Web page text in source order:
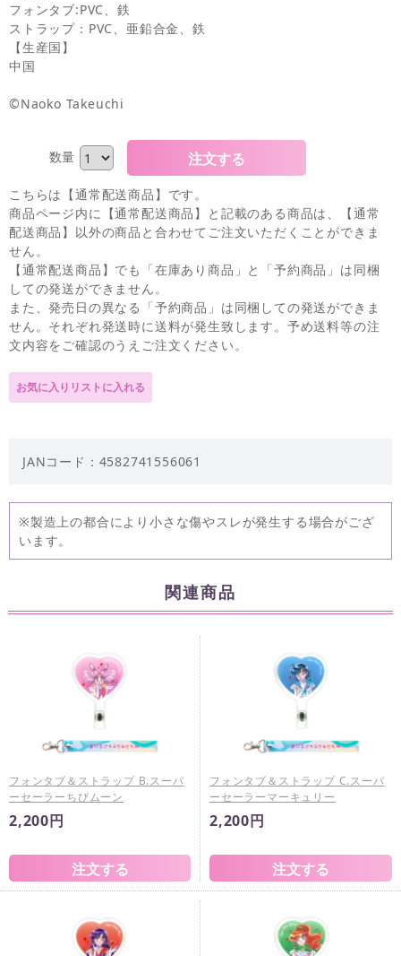
フォンタブ:PVC、鉄
ストラップ：PVC、亜鉛合金、鉄
【生産国】
中国
©Naoko Takeuchi
数量
こちらは【通常配送商品】です。
商品ページ内に【通常配送商品】と記載のある商品は、【通常
配送商品】以外の商品と合わせてご注文いただくことができま
せん。
【通常配送商品】でも「在庫あり商品」と「予約商品」は同梱
しての発送ができません。
また、発売日の異なる「予約商品」は同梱しての発送ができま
せん。それぞれ発送時に送料が発生致します。予め送料等の注
文内容をご確認のうえご注文ください。
JANコード：4582741556061
※製造上の都合により小さな傷やスレが発生する場合がござ
います。
関連商品
フォンタブ＆ストラップ B.スーパ
ーセーラーちびムーン
2,200円
フォンタブ＆ストラップ C.スーパ
ーセーラーマーキュリー
2,200円